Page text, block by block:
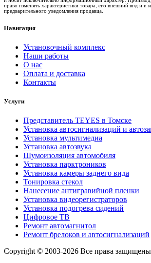
право изменять характеристики товара, его внешний вид и и
предварительного уведомления продавца.
Навигация
Установочный комплекс
Наши работы
О нас
Оплата и доставка
Контакты
Услуги
Представитель TEYES в Томске
Установка автосигнализаций и
Установка мультимедиа
Установка автозвука
Шумоизоляция автомобиля
Установка парктроников
Установка камеры заднего вида
Тонировка стекол
Нанесение антигравийной пленки
Установка видеорегистраторов
Установка подогрева сидений
Цифровое ТВ
Ремонт автомагнитол
Ремонт брелоков и автосигнализаций
Copyright © 2003-2026 Все права